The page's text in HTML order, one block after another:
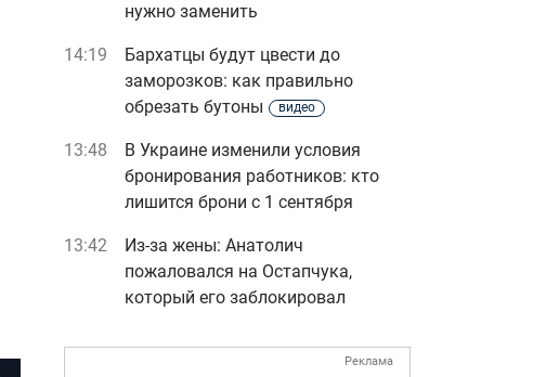
нужно заменить
14:19
Бархатцы будут цвести до
заморозков: как правильно
обрезать бутоны
видео
13:48
В Украине изменили условия
бронирования работников: кто
лишится брони с 1 сентября
13:42
Из-за жены: Анатолич
пожаловался на Остапчука,
который его заблокировал
Реклама